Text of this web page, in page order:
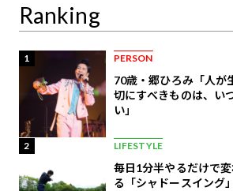
Ranking
1 PERSON
70歳・郷ひろみ「人が
切にすべきものは、い
い」
2 LIFESTYLE
毎日1分半やるだけで
る「シャドースイング